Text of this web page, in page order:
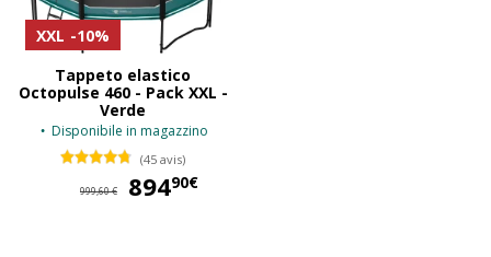
XXL -10%
Tappeto elastico
Octopulse 460 - Pack XXL -
Verde
Disponibile in magazzino
(45 avis)
999,60 € 89490€